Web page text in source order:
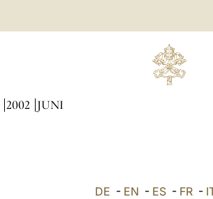
2002 JUNI
DE - EN - ES - FR -